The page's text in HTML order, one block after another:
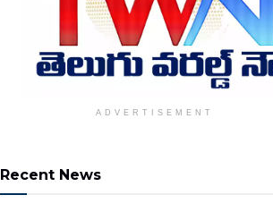
ADVERTISEMENT
Recent News